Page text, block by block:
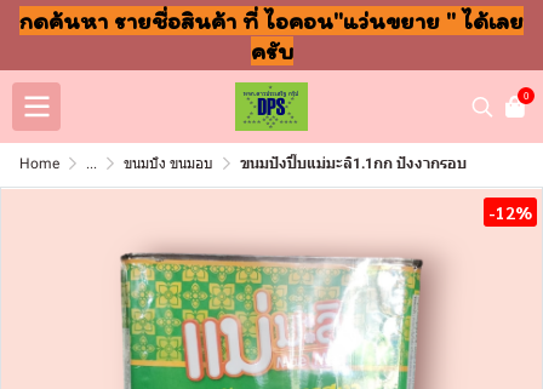
กดค้นหา รายชื่อสินค้า ที่ ไอคอน"แว่นขยาย " ได้เลย
ครับ
0
Home ... ขนมปัง ขนมอบ ขนมปังปี๊บแม่มะลิ1.1กก ปังงากรอบ
-12%